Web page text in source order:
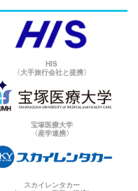
HIS
〈大手旅行会社と提携〉
宝塚医療大学
〈産学連携〉
スカイレンタカー